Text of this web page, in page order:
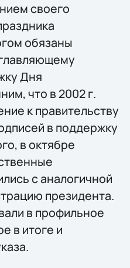
своего
обязаны
Дня
что в 2002 г.
к правительству
в поддержку
в октябре
с аналогичной
президента.
в профильное
в итоге и